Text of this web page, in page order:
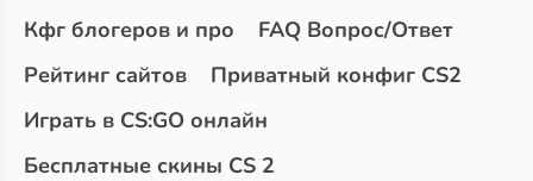
Кфг блогеров и про
FAQ Вопрос/Ответ
Рейтинг сайтов
Приватный конфиг CS2
Играть в CS:GO онлайн
Бесплатные скины CS 2